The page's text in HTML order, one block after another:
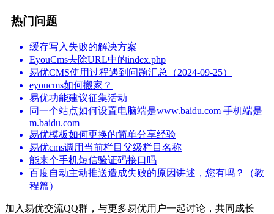
热门问题
缓存写入失败的解决方案
EyouCms去除URL中的index.php
易优CMS使用过程遇到问题汇总（2024-09-25）
eyoucms如何搬家？
易优功能建议征集活动
同一个站点如何设置电脑端是www.baidu.com 手机端是
m.baidu.com
易优模板如何更换的简单分享经验
易优cms调用当前栏目父级栏目名称
能来个手机短信验证码接口吗
百度自动主动推送造成失败的原因讲述，您有吗？（教
程篇）
加入易优交流QQ群，与更多易优用户一起讨论，共同成长